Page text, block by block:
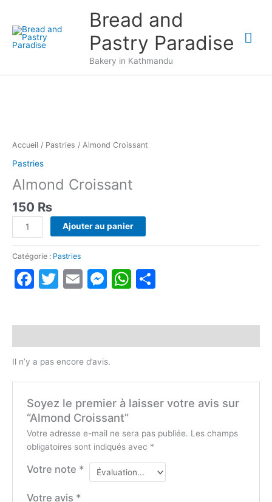
contenu
Bread and
Pastry Paradise
Bakery in Kathmandu
Accueil / Pastries / Almond Croissant
Pastries
Almond Croissant
150 ₨
quantité
de
Almond
Croissant
Ajouter au panier
Catégorie : Pastries
Facebook
Twitter
EmailMessenger
WhatsApp
Il n’y a pas encore d’avis.
Soyez le premier à laisser votre avis sur
“Almond Croissant”
Votre adresse e-mail ne sera pas publiée. Les champs
obligatoires sont indiqués avec *
Votre note *
Votre avis *